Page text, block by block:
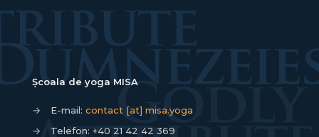
Școala de yoga MISA
→ E-mail: contact [at] misa.yoga
→
Telefon: +40 21 42 42 369